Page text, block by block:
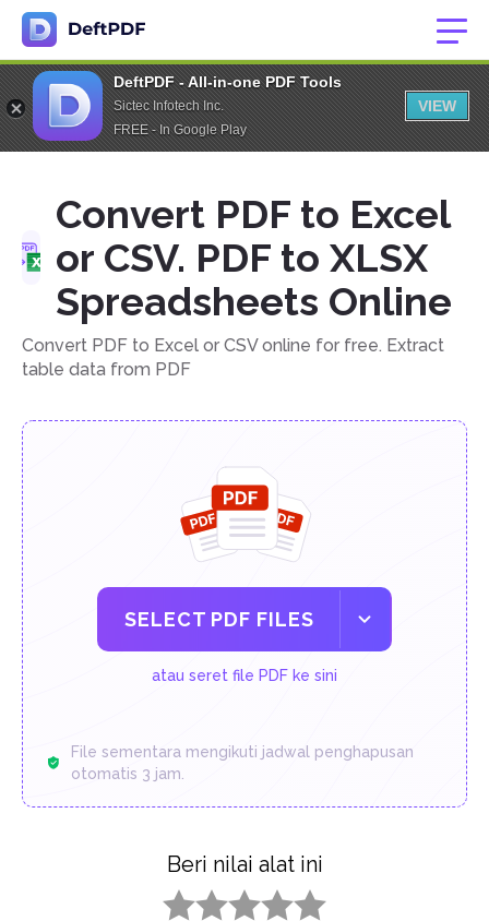
DeftPDF - All-in-one PDF Tools
Sictec Infotech Inc.
FREE - In Google Play
VIEW
Convert PDF to Excel
or CSV. PDF to XLSX
Spreadsheets Online
Convert PDF to Excel or CSV online for free. Extract
table data from PDF
SELECT PDF FILES
atau seret file PDF ke sini
File sementara mengikuti jadwal penghapusan
otomatis 3 jam.
Beri nilai alat ini